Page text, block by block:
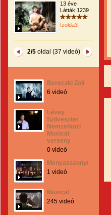
13 éve
Látták:1239
Izolda3
2/5oldal (37 videó)
Bereczki Zoli
6 videó
Lévay
Szilveszter
Nemzetközi
Musical
verseny
0 videó
Menyasszonytánc
1 videó
Musical
245 videó